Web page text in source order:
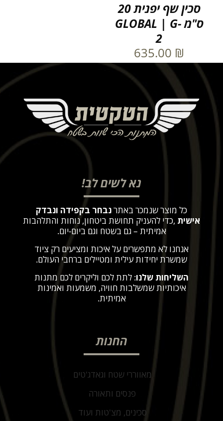
סכין שף יפנית 20
ס"מ GLOBAL | G-
2
635.00 ₪
נא לשים לב!
כל מוצר שנמכר באתרנבחר בקפידה ונבדק
אישית ,כדי להעניק תחושת ביטחון, נוחות והתלהבות
אמיתית – גם בשטח וגם ביום-יום.
אנחנו לא מתפשרים על איכות ומציעים רק ציוד
שמשרת יחידות עילית ומטיילים ברחבי העולם.
השליחות שלנו: לתת לכם וליקרים לכם מתנות
איכותיות שמשלבות חוויה, משמעות ואמינות
אמיתית.
החנות
מאווררי שטח וגאדג'טים
פנסים ותאורה
סכינים, מצ'טות ועוד